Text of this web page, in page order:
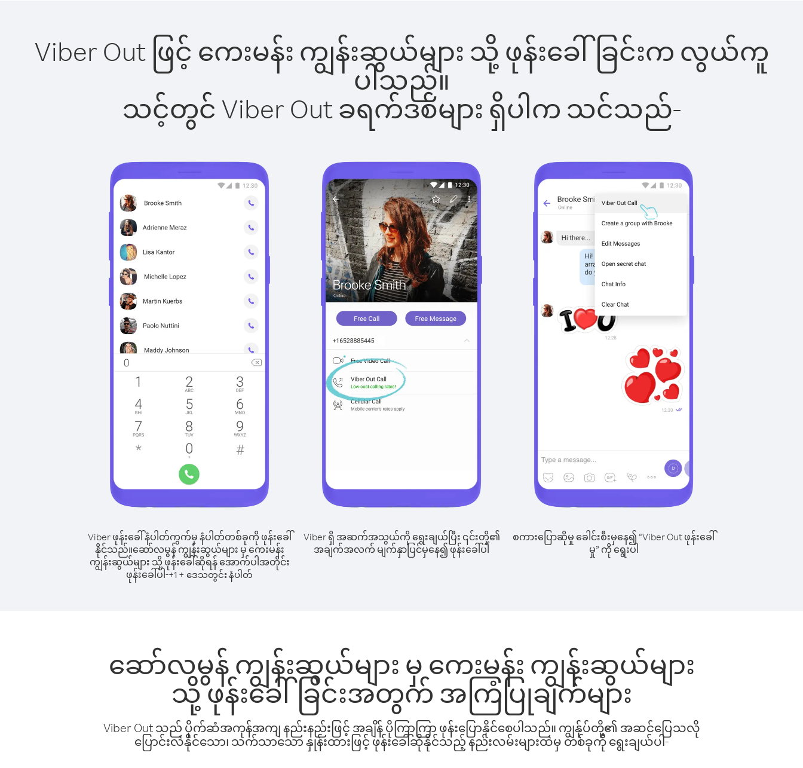
Viber Out ဖြင့် ကေးမန်း ကျွန်းဆွယ်များ သို့ ဖုန်းခေါ်ခြင်းက လွယ်ကူ
ပါသည်။
သင့်တွင် Viber Out ခရက်ဒစ်များ ရှိပါက သင်သည်-
Viber ဖုန်းခေါ်နံပါတ်ကွက်မှ နံပါတ်တစ်ခုကို ဖုန်းခေါ်
နိုင်သည်။ဆော်လမွန် ကျွန်းဆွယ်များ မှ ကေးမန်း
ကျွန်းဆွယ်များ သို့ ဖုန်းခေါ်ဆိုရန် အောက်ပါအတိုင်း
ဖုန်းခေါ်ပါ-+1 + ဒေသတွင်း နံပါတ်
Viber ရှိ အဆက်အသွယ်ကို ရွေးချယ်ပြီး ၎င်းတို့၏
အချက်အလက် မျက်နှာပြင်မှနေ၍ ဖုန်းခေါ်ပါ
စကားပြောဆိုမှု ခေါင်းစီးမှနေ၍ “Viber Out ဖုန်းခေါ်
မှု” ကို ရွေးပါ
ဆော်လမွန် ကျွန်းဆွယ်များ မှ ကေးမန်း ကျွန်းဆွယ်များ
သို့ ဖုန်းခေါ်ခြင်းအတွက် အကြံပြုချက်များ
Viber Out သည် ပိုက်ဆံအကုန်အကျ နည်းနည်းဖြင့် အချိန် ပိုကြာကြာ ဖုန်းပြောနိုင်စေပါသည်။ ကျွန်ုပ်တို့၏ အဆင်ပြေသလို
ပြောင်းလဲနိုင်သော၊ သက်သာသော နှုန်းထားဖြင့် ဖုန်းခေါ်ဆိုနိုင်သည့် နည်းလမ်းများထဲမှ တစ်ခုကို ရွေးချယ်ပါ-